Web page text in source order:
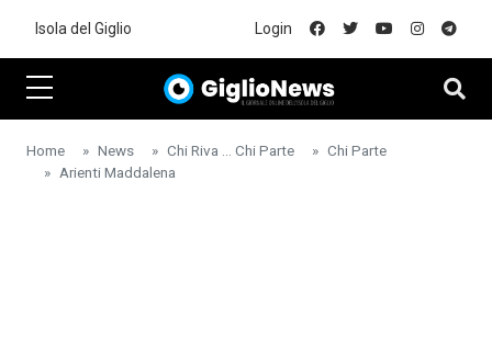
Isola del Giglio Login
Home News Chi Riva ... Chi Parte
Chi Parte
Arienti Maddalena